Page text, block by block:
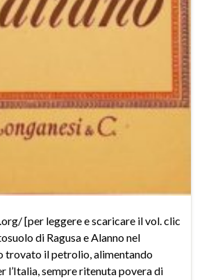
[per leggere e scaricare il vol. clic
di Ragusa e Alanno nel
trovato il petrolio, alimentando
l’Italia, sempre ritenuta povera di